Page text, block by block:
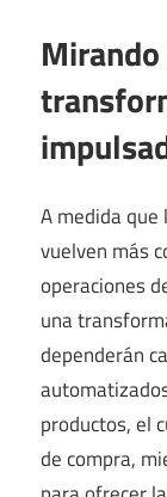
A medida que
vuelven más
operaciones
una
dependerán
productos, el
de compra,